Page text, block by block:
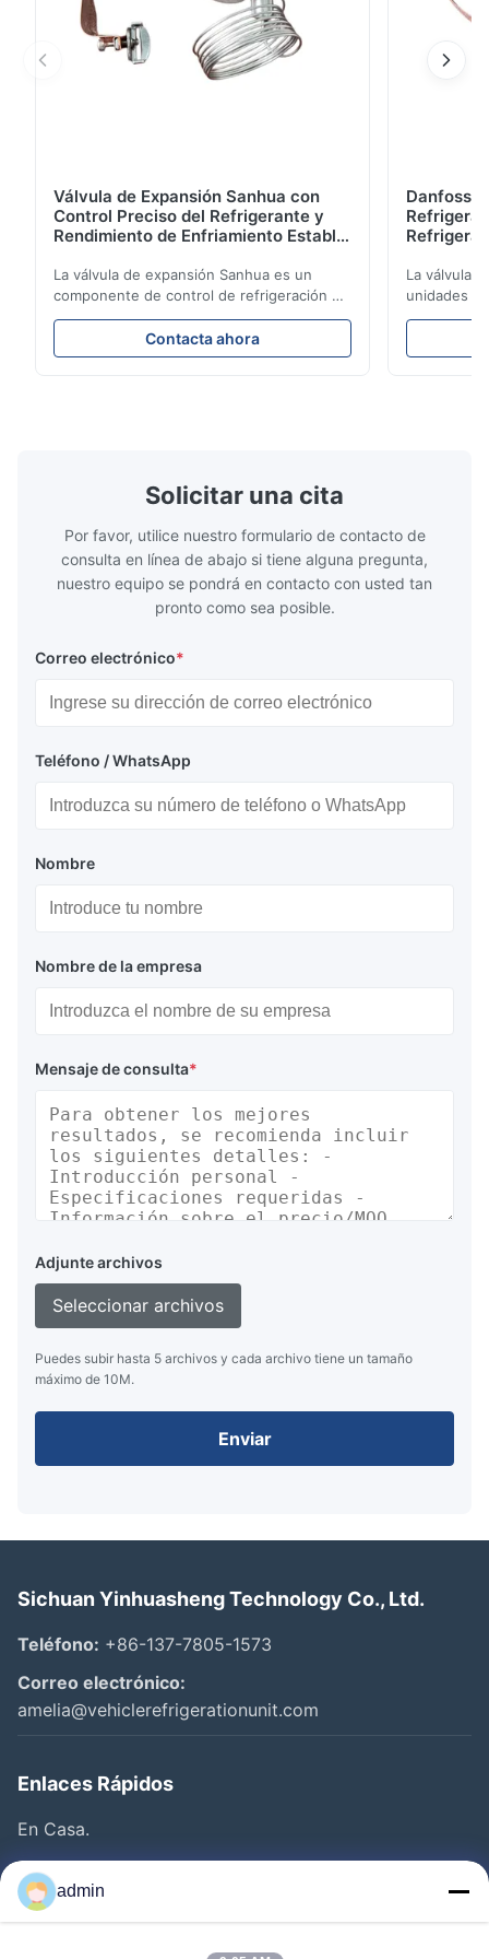
Válvula de Expansión Sanhua con
Control Preciso del Refrigerante y
Rendimiento de Enfriamiento Estable
Vehículos
La válvula de expansión Sanhua es un
componente de control de refrigeración de
alto rendimiento diseñado para unidades
de refrigeración de camiones, furgonetas
refrigeradas y sistemas de transporte de
Contacta ahora
Danfoss
La válvula
unidades
regula con
Solicitar una cita
Por favor, utilice nuestro formulario de contacto de
consulta en línea de abajo si tiene alguna pregunta,
nuestro equipo se pondrá en contacto con usted tan
pronto como sea posible.
Correo electrónico*
Teléfono / WhatsApp
Nombre
Nombre de la empresa
Mensaje de consulta*
Adjunte archivos
Seleccionar archivos
Puedes subir hasta 5 archivos y cada archivo tiene un tamaño
máximo de 10M.
Enviar
Sichuan Yinhuasheng Technology Co., Ltd.
Teléfono: +86-137-7805-1573
Correo electrónico:
amelia@vehiclerefrigerationunit.com
Enlaces Rápidos
En Casa.
Productos
Vídeos
admin